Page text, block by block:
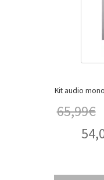
65,99€